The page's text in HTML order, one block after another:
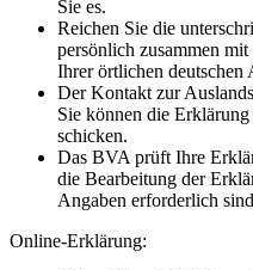
Sie es.
Reichen Sie die
persönlich zusammen
Ihrer örtlichen deutschen
Der Kontakt zur
Sie können die
schicken.
Das BVA prüft Ihre
die Bearbeitung der
Angaben erforderlich
Online-Erklärung: